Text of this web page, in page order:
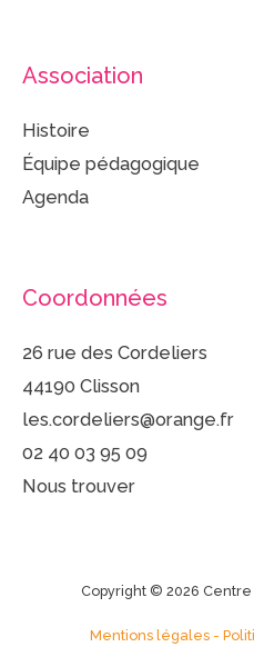
Association
Histoire
Équipe pédagogique
Agenda
Coordonnées
26 rue des Cordeliers
44190 Clisson
les.cordeliers@orange.fr
02 40 03 95 09
Nous trouver
Copyright © 2026
Mentions légales -